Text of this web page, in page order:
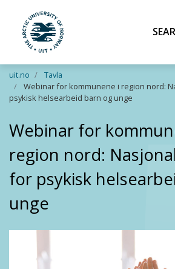
Skip to main content
UiT The Arctic University
uit.no
Tavla
Webinar for kommunene i region nord:
psykisk helsearbeid barn og unge
Webinar for
region nord:
for psykisk
unge